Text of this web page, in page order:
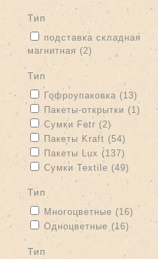
тип
Apply подставка складная
подставка складная
магнитная (2) Apply
тип
Apply Гофроупаковка filter
Гофроупаковка (13)
Apply Пакеты-открытки filter
Пакеты-открытки (1)
Apply Сумки Fetr filter
Сумки Fetr (2)Apply
Apply Пакеты Kraft filter
Пакеты Kraft (54) Apply
Apply Пакеты Lux filter
Пакеты Lux (137) Apply
Apply Сумки Textile filter
Сумки Textile (49)
тип
Apply Многоцветные filter
Многоцветные (16)
Apply Одноцветные filter
Одноцветные (16)
тип